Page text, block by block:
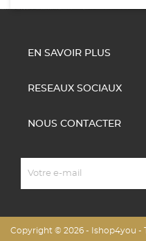
EN SAVOIR PLUS
RESEAUX SOCIAUX
NOUS CONTACTER
Copyright © 2026 - Ishop4you -